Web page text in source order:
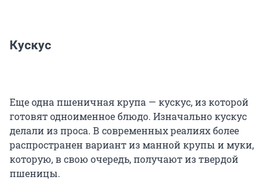
Кускус
Еще одна пшеничная крупа — кускус, из которой
готовят одноименное блюдо. Изначально кускус
делали из проса. В современных реалиях более
распространен вариант из манной крупы и муки,
которую, в свою очередь, получают из твердой
пшеницы.